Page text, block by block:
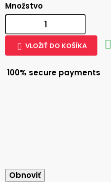
Množstvo
 VLOŽIŤ DO KOŠÍKA 
100% secure payments